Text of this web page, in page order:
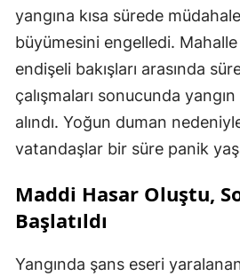
yangına kısa sürede
büyümesini engelledi.
endişeli bakışları arasında
çalışmaları sonucunda
alındı. Yoğun duman
vatandaşlar bir süre panik
Maddi Hasar Oluştu,
Başlatıldı
Yangında şans eseri